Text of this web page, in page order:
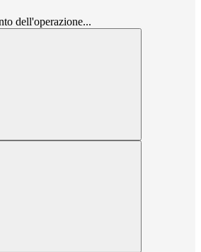
dell'operazione...